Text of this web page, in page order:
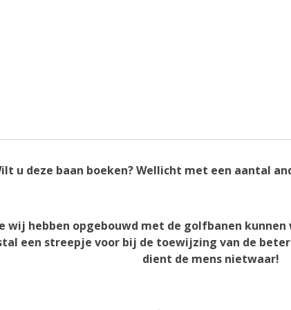
u deze baan boeken? Wellicht met een aantal
wij hebben opgebouwd met de golfbanen
een streepje voor bij de toewijzing van de
dient de mens nietwaar!